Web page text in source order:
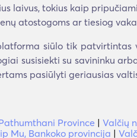
laivus, tokius kaip
atostogoms ar tiesiog
siūlo tik
susisiekti su savininku
pasiūlyti geriausias
Province | Valčių
Mu, Bankoko provincija |